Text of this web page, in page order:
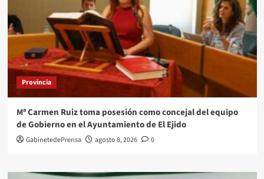
Provincia
Mª Carmen Ruiz toma posesión como concejal del equipo
de Gobierno en el Ayuntamiento de El Ejido
GabinetedePrensa agosto 8, 2026 0